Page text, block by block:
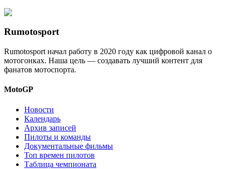
Rumotosport
Rumotosport начал работу в 2020 году как цифровой канал о
мотогонках. Наша цель — создавать лучший контент для
фанатов мотоспорта.
MotoGP
Новости
Календарь
Архив записей
Пилоты и команды
Документальные фильмы
Топ времен пилотов
Таблица чемпионата